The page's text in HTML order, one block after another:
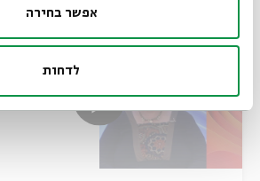
אפשר בחירה
לדחות